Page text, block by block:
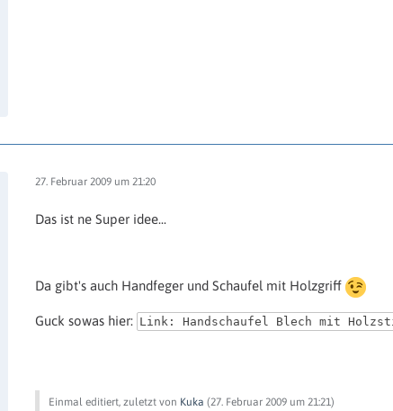
27. Februar 2009 um 21:20
Das ist ne Super idee...
Da gibt's auch Handfeger und Schaufel mit Holzgriff
Guck sowas hier: Link: Handschaufel Blech mit
Einmal editiert, zuletzt von Kuka (27. Februar 2009 um 21:21)